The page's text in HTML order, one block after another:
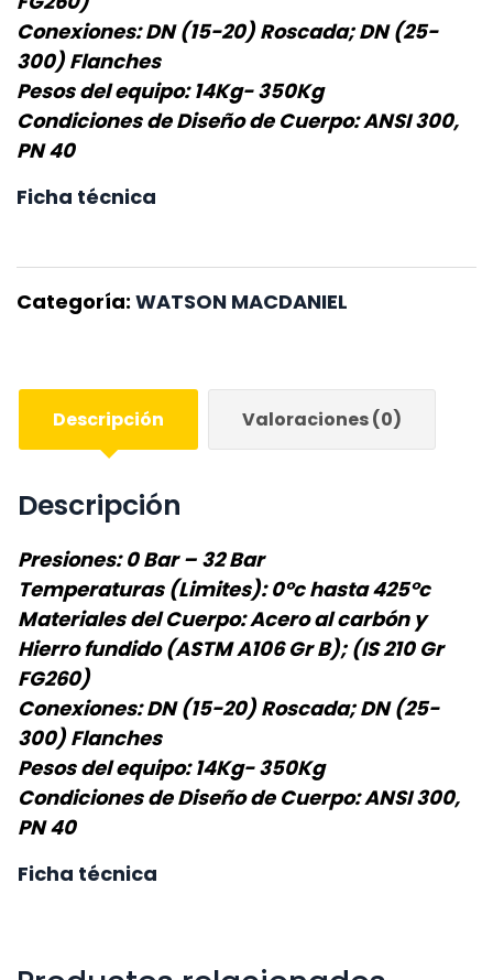
Conexiones: DN (15-20) Roscada; DN (25-
300) Flanches
Pesos del equipo: 14Kg- 350Kg
Condiciones de Diseño de Cuerpo: ANSI 300,
PN 40
Ficha técnica
Categoría: WATSON MACDANIEL
Descripción Valoraciones (0)
Descripción
Presiones: 0 Bar – 32 Bar
Temperaturas (Limites): 0°c hasta 425°c
Materiales del Cuerpo: Acero al carbón y
Hierro fundido (ASTM A106 Gr B); (IS 210 Gr
FG260)
Conexiones: DN (15-20) Roscada; DN (25-
300) Flanches
Pesos del equipo: 14Kg- 350Kg
Condiciones de Diseño de Cuerpo: ANSI 300,
PN 40
Ficha técnica